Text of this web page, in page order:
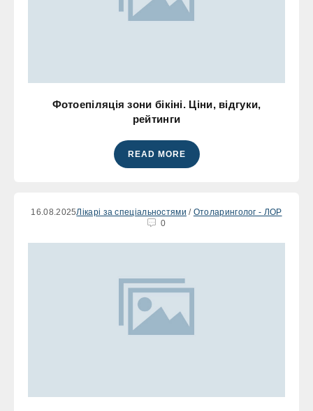
Фотоепіляція зони бікіні. Ціни, відгуки,
рейтинги
READ MORE
16.08.2025Лікарі за спеціальностями / Отоларинголог - ЛОР
0